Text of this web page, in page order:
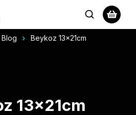
Blog Beykoz 13x21cm
13x21cm